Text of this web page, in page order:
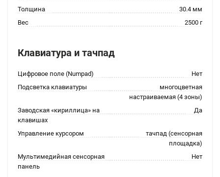
Толщина
30.4 мм
Вес
2500 г
Клавиатура и тачпад
Цифровое поле (Numpad)
Нет
Подсветка клавиатуры
многоцветная
настраиваемая (4 зоны)
Заводская «кириллица» на
клавишах
Да
Управление курсором
тачпад (сенсорная
площадка)
Мультимедийная сенсорная
панель
Нет